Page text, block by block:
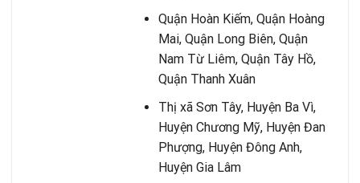
Quận Hoàn Kiếm, Quận Hoàng
Mai, Quận Long Biên, Quận
Nam Từ Liêm, Quận Tây Hồ,
Quận Thanh Xuân
Thị xã Sơn Tây, Huyện Ba Vì,
Huyện Chương Mỹ, Huyện Đan
Phượng, Huyện Đông Anh,
Huyện Gia Lâm